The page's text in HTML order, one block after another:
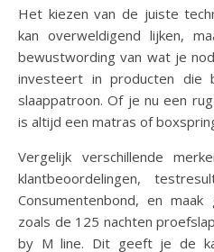
Het kiezen van de juiste
kan overweldigend lijken,
bewustwording van wat je
investeert in producten die
slaappatroon. Of je nu een
is altijd een matras of
Vergelijk verschillende
klantbeoordelingen,
Consumentenbond, en
zoals de 125 nachten
by M line. Dit geeft je de